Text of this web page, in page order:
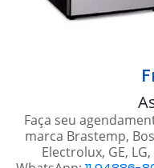
Faça seu
marca Brastemp,
Electrolux, GE,